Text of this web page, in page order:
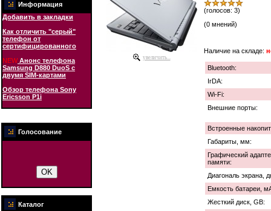
Информация
Добавить в закладки
Как отличить "серый"
телефон от
сертифицированного
NEWАнонс телефона
Samsung D880 DuoS с
двумя SIM-картами
Обзор телефона Sony
Ericsson P1i
Голосование
Каталог
увеличить...
(голосов: 3)
(0 мнений)
Наличие на складе:
Bluetooth:
IrDA:
Wi-Fi:
Внешние порты:
Встроенные
Габариты, мм:
Графический
памяти:
Диагональ экрана,
Емкость батареи,
Жесткий диск, GB: